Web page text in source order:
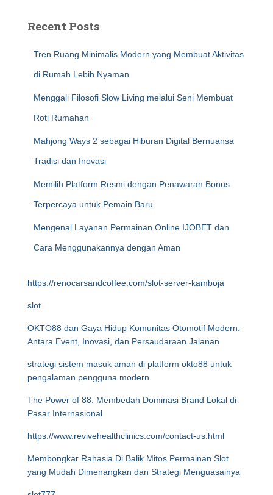
Recent Posts
Tren Ruang Minimalis Modern yang Membuat Aktivitas
di Rumah Lebih Nyaman
Menggali Filosofi Slow Living melalui Seni Membuat
Roti Rumahan
Mahjong Ways 2 sebagai Hiburan Digital Bernuansa
Tradisi dan Inovasi
Memilih Platform Resmi dengan Penawaran Bonus
Terpercaya untuk Pemain Baru
Mengenal Layanan Permainan Online IJOBET dan
Cara Menggunakannya dengan Aman
https://renocarsandcoffee.com/slot-server-kamboja
slot
OKTO88 dan Gaya Hidup Komunitas Otomotif Modern:
Antara Event, Inovasi, dan Persaudaraan Jalanan
strategi sistem masuk aman di platform okto88 untuk
pengalaman pengguna modern
The Power of 88: Membedah Dominasi Brand Lokal di
Pasar Internasional
https://www.revivehealthclinics.com/contact-us.html
Membongkar Rahasia Di Balik Mitos Permainan Slot
yang Mudah Dimenangkan dan Strategi Menguasainya